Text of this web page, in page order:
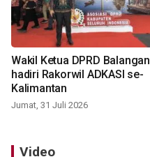
Wakil Ketua DPRD Balangan
hadiri Rakorwil ADKASI se-
Kalimantan
Jumat, 31 Juli 2026
Video